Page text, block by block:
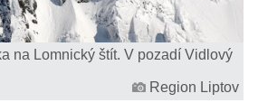
na Lomnický štít. V pozadí Vidlový
Region Liptov